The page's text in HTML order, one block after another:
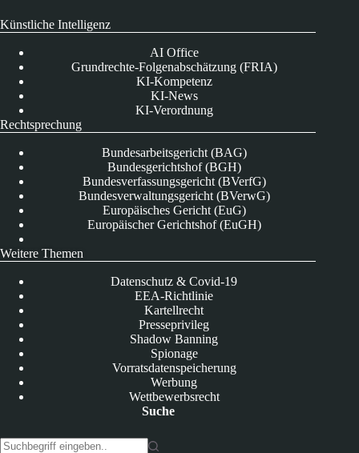
Künstliche Intelligenz
AI Office
Grundrechte-Folgenabschätzung (FRIA)
KI-Kompetenz
KI-News
KI-Verordnung
Rechtsprechung
Bundesarbeitsgericht (BAG)
Bundesgerichtshof (BGH)
Bundesverfassungsgericht (BVerfG)
Bundesverwaltungsgericht (BVerwG)
Europäisches Gericht (EuG)
Europäischer Gerichtshof (EuGH)
Weitere Themen
Datenschutz & Covid-19
EEA-Richtlinie
Kartellrecht
Presseprivileg
Shadow Banning
Spionage
Vorratsdatenspeicherung
Werbung
Wettbewerbsrecht
Suche